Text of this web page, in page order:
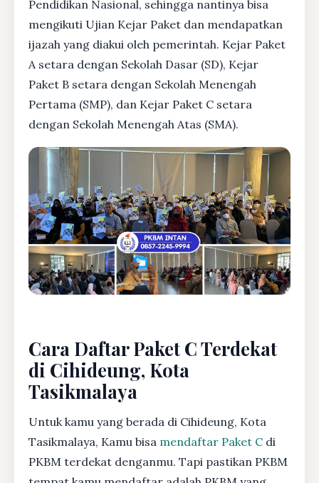
Pendidikan Nasional, sehingga nantinya bisa
mengikuti Ujian Kejar Paket dan mendapatkan
ijazah yang diakui oleh pemerintah. Kejar Paket
A setara dengan Sekolah Dasar (SD), Kejar
Paket B setara dengan Sekolah Menengah
Pertama (SMP), dan Kejar Paket C setara
dengan Sekolah Menengah Atas (SMA).
Cara Daftar Paket C Terdekat
di Cihideung, Kota
Tasikmalaya
Untuk kamu yang berada di Cihideung, Kota
Tasikmalaya, Kamu bisa mendaftar Paket C di
PKBM terdekat denganmu. Tapi pastikan PKBM